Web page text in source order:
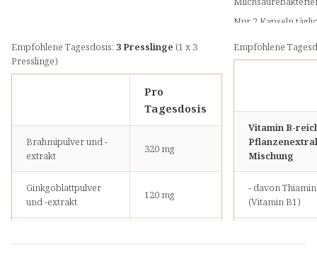
Nur 2 Kapseln
Empfohlene Tagesdosis: 3 Presslinge (1 x 3
Presslinge)
Pro
Tagesdosis
Brahmipulver und -
extrakt
320 mg
Ginkgoblattpulver
und -extrakt
120 mg
(Phosphatidylserin)
100 mg
Empfohlene
Vitamin B-
Mischung
- davon Thiamin
(Vitamin B1)
(Vitamin B2)